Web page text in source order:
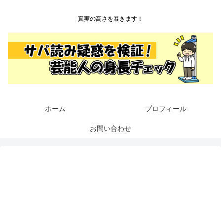
真実の高さを暴きます！
ホーム プロフィール
お問い合わせ